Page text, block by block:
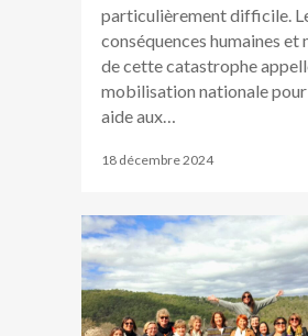
particulièrement difficile.
conséquences humaines et
de cette catastrophe
mobilisation nationale pour
aide aux…
18 décembre 2024